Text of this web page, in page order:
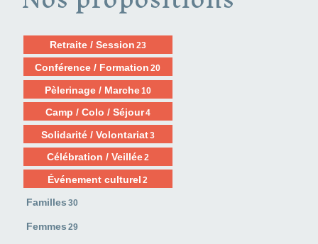
Retraite / Session 23
Conférence / Formation 20
Pèlerinage / Marche10
Camp / Colo / Séjour4
Solidarité / Volontariat3
Célébration / Veillée2
Événement culturel 2
Familles 30
Femmes 29